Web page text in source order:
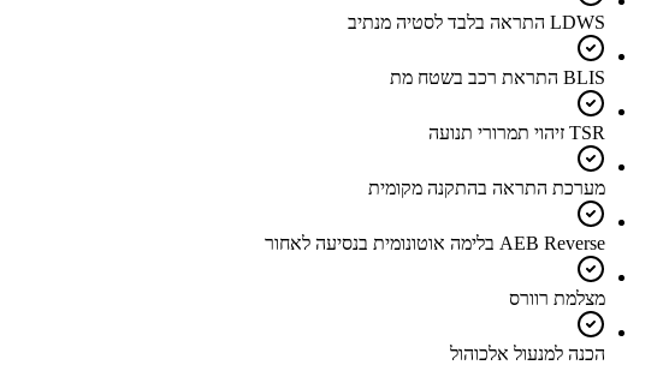
LDWS התראה בלבד לסטיה מנתיב
BLIS התראת רכב בשטח מת
TSR זיהוי תמרורי תנועה
מערכת התראה בהתקנה מקומית
AEB Reverse בלימה אוטונומית בנסיעה לאחור
מצלמת רוורס
הכנה למנעול אלכוהול